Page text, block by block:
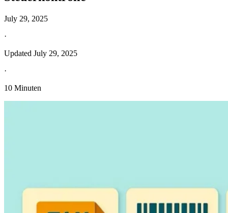
July 29, 2025
·
Updated July 29, 2025
·
10 Minuten